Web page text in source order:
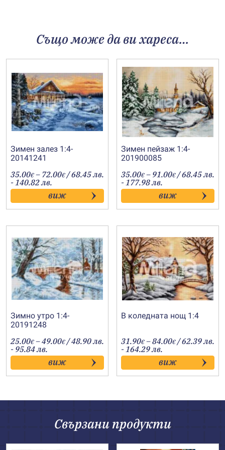
Също може да ви хареса…
Зимен залез 1:4-
20141241
35.00€ – 72.00€Price
range:
35.00€
through
72.00€
/ 68.45 лв.
- 140.82 лв.
виж
Зимен пейзаж 1:4-
201900085
35.00€ – 91.00€Price
range:
35.00€
through
91.00€
/ 68.45 лв.
- 177.98 лв.
виж
Зимно утро 1:4-
20191248
25.00€ –49.00€Price
range:
25.00€
through
49.00€
/ 48.90 лв.
- 95.84 лв.
виж
В коледната нощ 1:4
31.90€ –84.00€Price
range:
31.90€
through
84.00€
/ 62.39 лв.
- 164.29 лв.
виж
Свързани продукти